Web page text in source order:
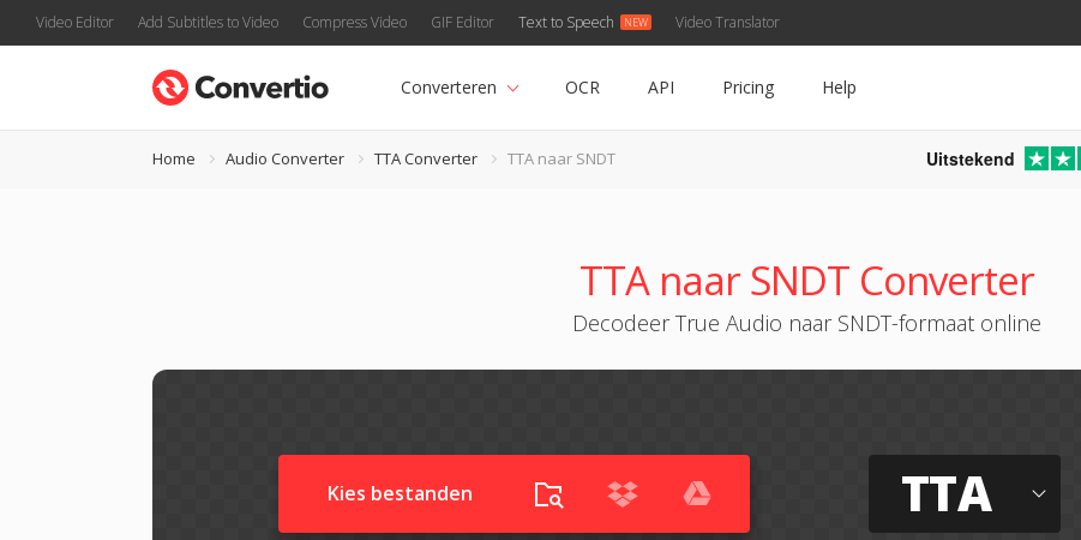
Video Editor Add Subtitles to Video Compress Video GIF Editor Text to Speech Video Translator
Converteren OCR API Pricing Help
Home Audio Converter TTA Converter TTA naar SNDT Uitstekend
TTA naar SNDT Converter
Decodeer True Audio naar SNDT-formaat online
Kies bestanden TTA